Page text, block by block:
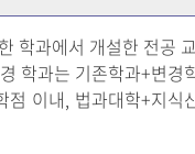
학과에서 개설한 전공
학과는 기존학과+변
점 이내, 법과대학+지